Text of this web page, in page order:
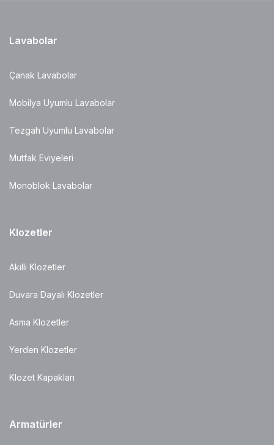
Lavabolar
Çanak Lavabolar
Mobilya Uyumlu Lavabolar
Tezgah Uyumlu Lavabolar
Mutfak Eviyeleri
Monoblok Lavabolar
Klozetler
Akıllı Klozetler
Duvara Dayalı Klozetler
Asma Klozetler
Yerden Klozetler
Klozet Kapakları
Armatürler